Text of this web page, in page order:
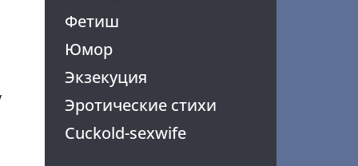
Фетиш
Юмор
Экзекуция
Эротические стихи
Cuckold-sexwife